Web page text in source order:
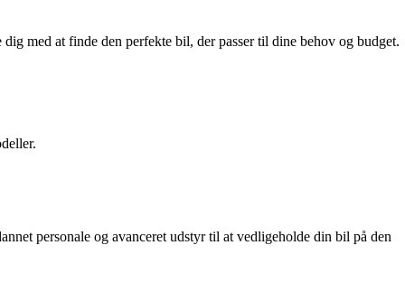
med at finde den perfekte bil, der passer til dine behov og budget.
personale og avanceret udstyr til at vedligeholde din bil på den